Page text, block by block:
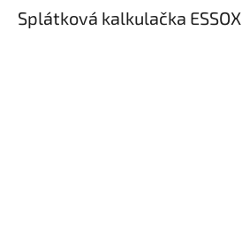
Splátková kalkulačka ESSOX